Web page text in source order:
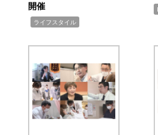
開催
ライフスタイル